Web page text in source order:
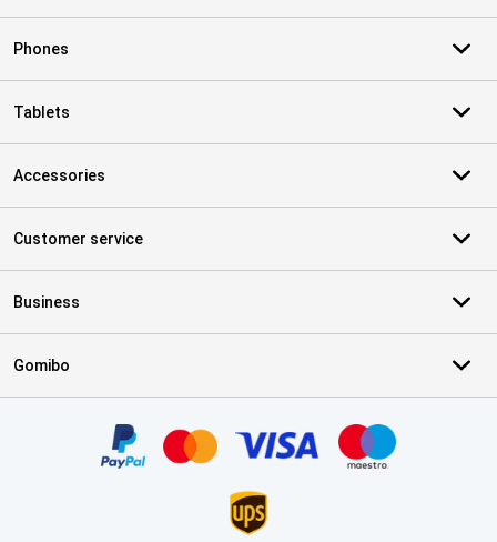
Phones
Tablets
Accessories
Customer service
Business
Gomibo